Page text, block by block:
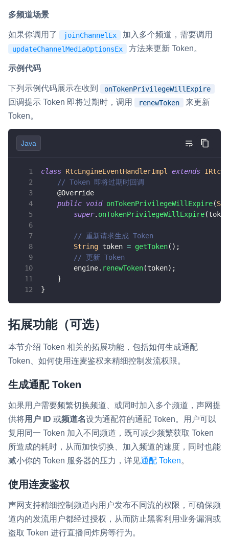
多频道场景
如果你调用了 joinChannelEx 加入多个频道，需要调用
updateChannelMediaOptionsEx 方法来更新 Token。
示例代码
下列示例代码展示在收到 onTokenPrivilegeWillExpire
回调提示 Token 即将过期时，调用 renewToken
来更新
Token。
Java
class RtcEngineEventHandlerImpl extends
// Token 即将过期时回调
@Override
public void onTokenPrivilegeWillExpire(
super. onTokenPrivilegeWillExpire(token
// 重新请求生成 Token
String token = getToken( ) ;
// 更新 Token
        engine
. renewToken(token) ;
}
}
拓展功能（可选）
本节介绍 Token 相关的拓展功能，包括如何生成通配
Token、如何使用连麦鉴权来精细控制发流权限。
生成通配 Token
如果用户需要频繁切换频道、或同时加入多个频道，声网提
供将用户 ID 或频道名设为通配符的通配 Token。用户可以
复用同一 Token 加入不同频道，既可减少频繁获取 Token
所造成的耗时，从而加快切换、加入频道的速度，同时也能
减小你的 Token 服务器的压力，详见通配 Token。
使用连麦鉴权
声网支持精细控制频道内用户发布不同流的权限，可确保频
道内的发流用户都经过授权，从而防止黑客利用业务漏洞或
盗取 Token 进行直播间炸房等行为。